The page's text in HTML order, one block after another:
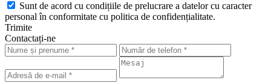
Sunt de acord cu condițiile de prelucrare a datelor cu caracter
personal în conformitate cu politica de confidențialitate.
Trimite
Contactați-ne